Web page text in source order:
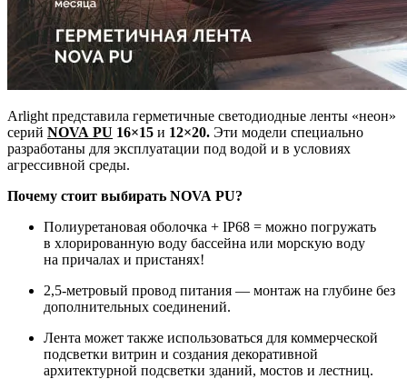
Arlight представила герметичные светодиодные ленты «неон»
серий NOVA PU 16×15 и 12×20. Эти модели специально
разработаны для эксплуатации под водой и в условиях
агрессивной среды.
Почему стоит выбирать NOVA PU?
Полиуретановая оболочка + IP68 = можно погружать
в хлорированную воду бассейна или морскую воду
на причалах и пристанях!
2,5-метровый провод питания — монтаж на глубине без
дополнительных соединений.
Лента может также использоваться для коммерческой
подсветки витрин и создания декоративной
архитектурной подсветки зданий, мостов и лестниц.